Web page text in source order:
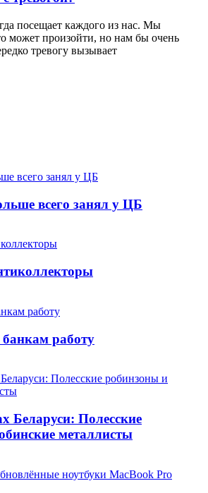
посещает каждого из нас. Мы
может произойти, но нам бы очень
тревогу вызывает
всего занял у ЦБ
работу
Беларуси: Полесские
металлисты